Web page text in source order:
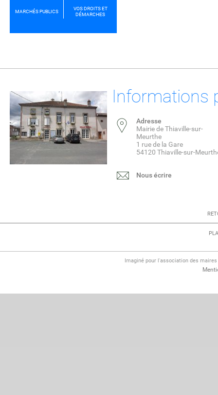
MARCHÉS PUBLICS
VOS DROITS ET
DÉMARCHES
Informations
Adresse
Mairie de Thiaville-sur-
Meurthe
1 rue de la Gare
54120 Thiaville-sur-
Nous écrire
Imaginé pour l'association des